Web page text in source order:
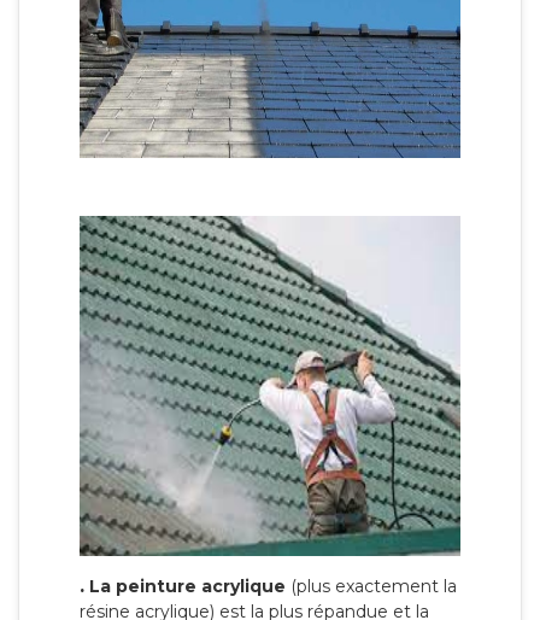
. La peinture acrylique (plus exactement la
résine acrylique) est la plus répandue et la